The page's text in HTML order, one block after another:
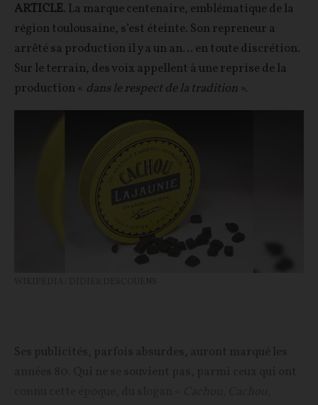
ARTICLE. La marque centenaire, emblématique de la
région toulousaine, s’est éteinte. Son repreneur a
arrêté sa production il y a un an… en toute discrétion.
Sur le terrain, des voix appellent à une reprise de la
production « dans le respect de la tradition ».